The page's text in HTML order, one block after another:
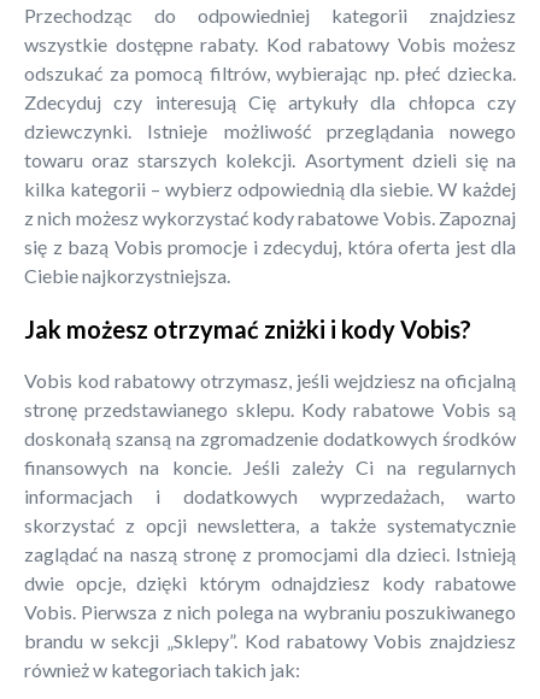
Przechodząc do odpowiedniej kategorii znajdziesz
wszystkie dostępne rabaty. Kod rabatowy Vobis możesz
odszukać za pomocą filtrów, wybierając np. płeć dziecka.
Zdecyduj czy interesują Cię artykuły dla chłopca czy
dziewczynki. Istnieje możliwość przeglądania nowego
towaru oraz starszych kolekcji. Asortyment dzieli się na
kilka kategorii – wybierz odpowiednią dla siebie. W każdej
z nich możesz wykorzystać kody rabatowe Vobis. Zapoznaj
się z bazą Vobis promocje i zdecyduj, która oferta jest dla
Ciebie najkorzystniejsza.
Jak możesz otrzymać zniżki i kody Vobis?
Vobis kod rabatowy otrzymasz, jeśli wejdziesz na oficjalną
stronę przedstawianego sklepu. Kody rabatowe Vobis są
doskonałą szansą na zgromadzenie dodatkowych środków
finansowych na koncie. Jeśli zależy Ci na regularnych
informacjach i dodatkowych wyprzedażach, warto
skorzystać z opcji newslettera, a także systematycznie
zaglądać na naszą stronę z promocjami dla dzieci. Istnieją
dwie opcje, dzięki którym odnajdziesz kody rabatowe
Vobis. Pierwsza z nich polega na wybraniu poszukiwanego
brandu w sekcji „Sklepy”. Kod rabatowy Vobis znajdziesz
również w kategoriach takich jak: